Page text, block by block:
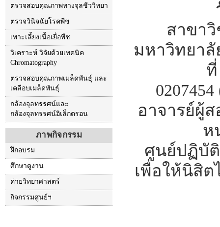
ตรวจสอบคุณภาพทางจุลชีววิทยา
ตรวจวินิจฉัยโรคพืช
เพาะเลี้ยงเนื้อเยื่อพืช
วิเคราะห์ วิจัยด้วยเทคนิค
Chromatography
ตรวจสอบคุณภาพเมล็ดพันธุ์ และ
เคลือบเมล็ดพันธุ์
กล้องจุลทรรศน์และ
กล้องจุลทรรศน์อิเล็กตรอน
ภาพกิจกรรม
ฝึกอบรม
ศึกษาดูงาน
ค่ายวิทยาศาสตร์
กิจกรรมศูนย์ฯ
สาขา
มหาวิทยา
ที่
อาจารย์ผู้
ห
ศูนย์ปฏิบั
เพื่อให้นิสิต